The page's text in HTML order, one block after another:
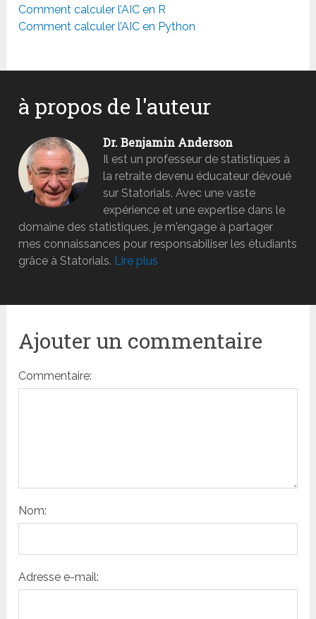
Comment calculer l’AIC en R
Comment calculer l’AIC en Python
à propos de l'auteur
Dr. Benjamin Anderson
Il est un professeur de statistiques à
la retraite devenu éducateur dévoué
sur Statorials. Avec une vaste
expérience et une expertise dans le
domaine des statistiques, je m'engage à partager
mes connaissances pour responsabiliser les étudiants
grâce à Statorials. Lire plus
Ajouter un commentaire
Commentaire:
Nom:
Adresse e-mail: